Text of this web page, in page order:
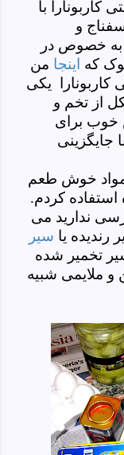
کاربونارا با
و
به خصوص در
که اینجا من
یکی
از تخم و
برای
جایگزینی
مواد خوش طعم
کردم.
ندارید می
یا سیر
تخمیر شده
ملایمی شبیه